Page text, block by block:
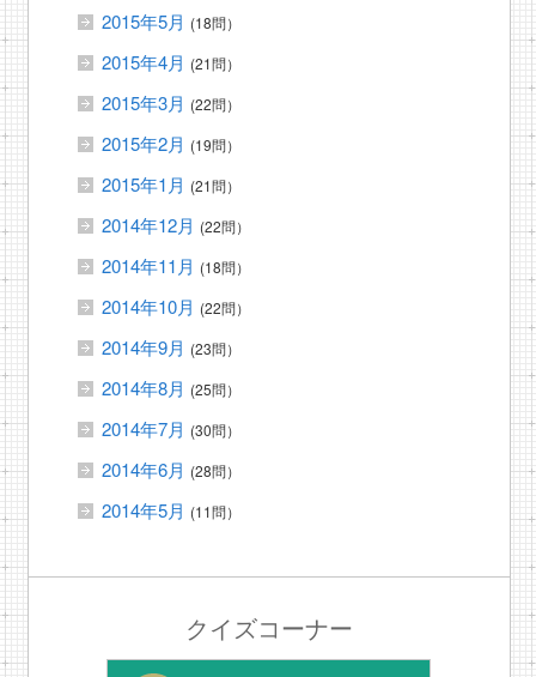
2015年5月 (18問）
2015年4月 (21問）
2015年3月 (22問）
2015年2月 (19問）
2015年1月 (21問）
2014年12月 (22問）
2014年11月 (18問）
2014年10月 (22問）
2014年9月 (23問）
2014年8月 (25問）
2014年7月 (30問）
2014年6月 (28問）
2014年5月 (11問）
クイズコーナー